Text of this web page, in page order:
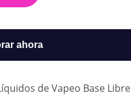
ahora
de Vapeo Base Libre